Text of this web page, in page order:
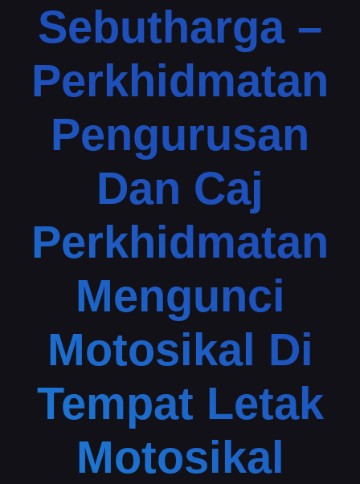
Sebutharga –
Perkhidmatan
Pengurusan
Dan Caj
Perkhidmatan
Mengunci
Motosikal Di
Tempat Letak
Motosikal